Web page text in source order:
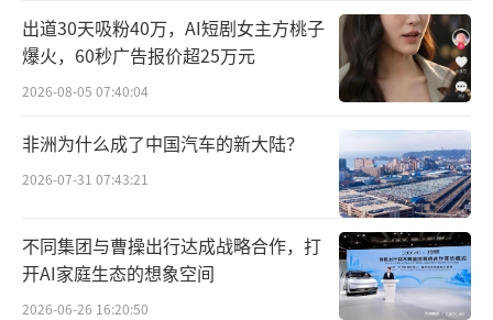
出道30天吸粉40万，AI短剧女主方桃子
爆火，60秒广告报价超25万元
2026-08-05 07:40:04
非洲为什么成了中国汽车的新大陆？
2026-07-31 07:43:21
不同集团与曹操出行达成战略合作，打
开AI家庭生态的想象空间
2026-06-26 16:20:50